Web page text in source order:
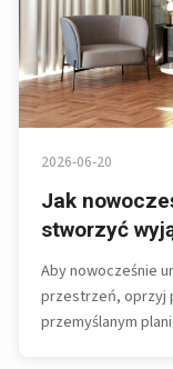
2026-06-20
Jak
stworzyć
Aby nowocześnie
przestrzeń, oprzyj
przemyślanym